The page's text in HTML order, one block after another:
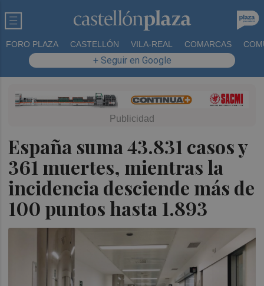
FORO PLAZA CASTELLÓN VILA-REAL COMARCAS
+ Seguir en Google
España suma 43.831 casos y
361 muertes, mientras la
incidencia desciende más de
100 puntos hasta 1.893